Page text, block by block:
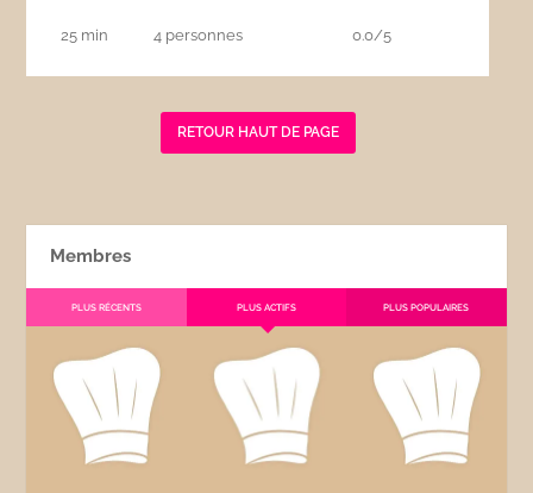
25 min 4 personnes 0.0/5
RETOUR HAUT DE PAGE
Membres
PLUS RÉCENTS PLUS ACTIFS PLUS POPULAIRES